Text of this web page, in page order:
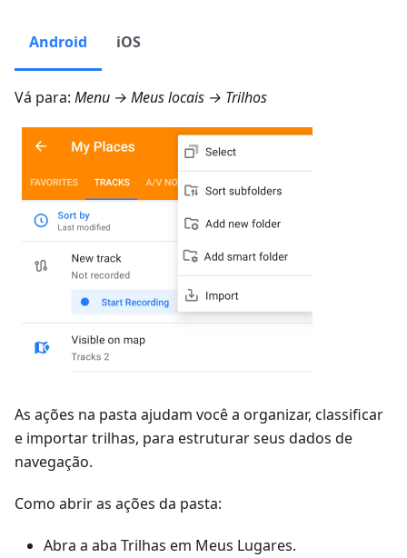
Android iOS
Vá para: Menu → Meus locais → Trilhos
As ações na pasta ajudam você a organizar, classificar
e importar trilhas, para estruturar seus dados de
navegação.
Como abrir as ações da pasta:
Abra a aba Trilhas em Meus Lugares.